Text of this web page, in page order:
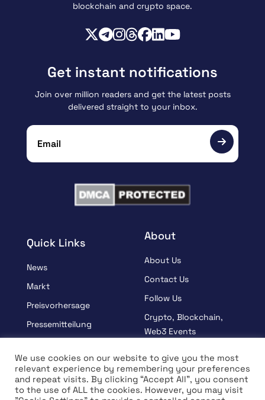
blockchain and crypto space.
Quick Links
News
Markt
Preisvorhersage
Pressemitteilung
Lernen
Interview
About
About Us
Contact Us
Follow Us
Crypto, Blockchain,
Web3 Events
Terms And Condition
Privacy Policy
Get instant notifications
Join over million readers and get the latest posts
delivered straight to your inbox.
We use cookies on our website to give you the most
relevant experience by remembering your preferences
and repeat visits. By clicking “Accept All”, you consent
to the use of ALL the cookies. However, you may visit